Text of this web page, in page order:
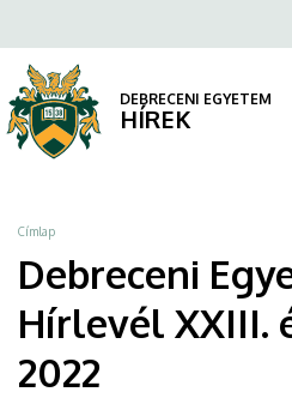
Egyetem
-
Hírlevél
XXIII.
évfolyam
2022
a
tartalomra
DEBRECENI EGYETEM
HÍREK
Morzsa
Címlap
Debreceni
Hírlevél XXIII.
2022